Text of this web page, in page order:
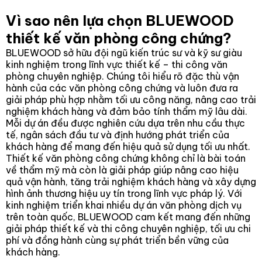
Vì sao nên lựa chọn BLUEWOOD
thiết kế văn phòng công chứng?
BLUEWOOD sở hữu đội ngũ kiến trúc sư và kỹ sư giàu
kinh nghiệm trong lĩnh vực thiết kế – thi công văn
phòng chuyên nghiệp. Chúng tôi hiểu rõ đặc thù vận
hành của các văn phòng công chứng và luôn đưa ra
giải pháp phù hợp nhằm tối ưu công năng, nâng cao trải
nghiệm khách hàng và đảm bảo tính thẩm mỹ lâu dài.
Mỗi dự án đều được nghiên cứu dựa trên nhu cầu thực
tế, ngân sách đầu tư và định hướng phát triển của
khách hàng để mang đến hiệu quả sử dụng tối ưu nhất.
Thiết kế văn phòng công chứng không chỉ là bài toán
về thẩm mỹ mà còn là giải pháp giúp nâng cao hiệu
quả vận hành, tăng trải nghiệm khách hàng và xây dựng
hình ảnh thương hiệu uy tín trong lĩnh vực pháp lý. Với
kinh nghiệm triển khai nhiều dự án văn phòng dịch vụ
trên toàn quốc, BLUEWOOD cam kết mang đến những
giải pháp thiết kế và thi công chuyên nghiệp, tối ưu chi
phí và đồng hành cùng sự phát triển bền vững của
khách hàng.